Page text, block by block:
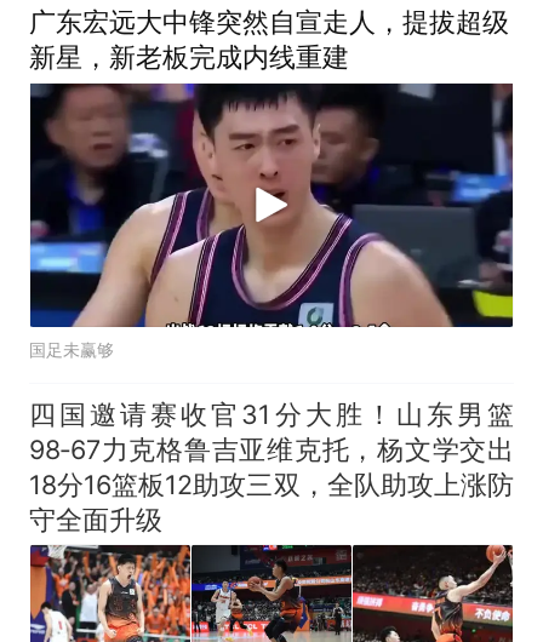
广东宏远大中锋突然自宣走人，提拔超级
新星，新老板完成内线重建
国足未赢够
四国邀请赛收官31分大胜！山东男篮
98‑67力克格鲁吉亚维克托，杨文学交出
18分16篮板12助攻三双，全队助攻上涨防
守全面升级